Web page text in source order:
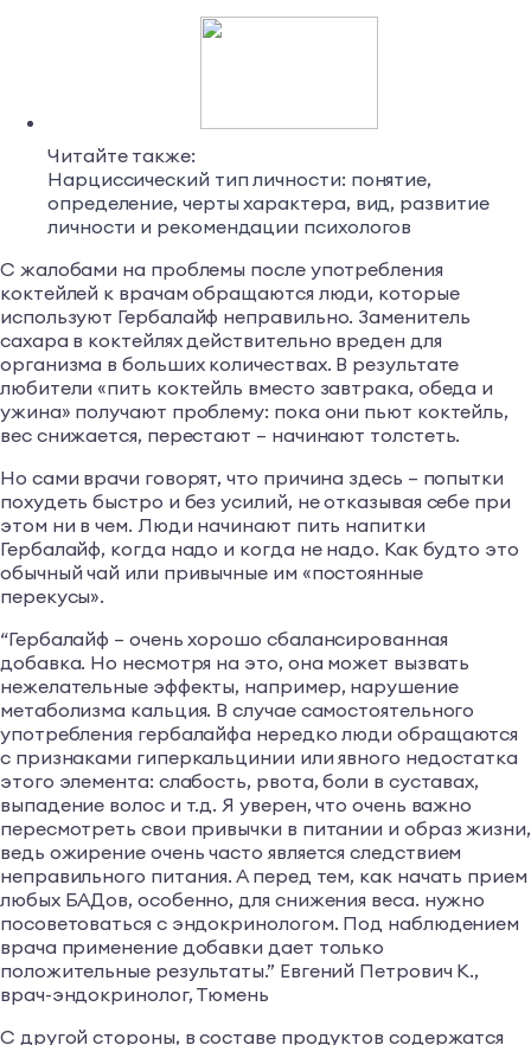
Читайте также:
Нарциссический тип личности: понятие,
определение, черты характера, вид, развитие
личности и рекомендации психологов
С жалобами на проблемы после употребления
коктейлей к врачам обращаются люди, которые
используют Гербалайф неправильно. Заменитель
сахара в коктейлях действительно вреден для
организма в больших количествах. В результате
любители «пить коктейль вместо завтрака, обеда и
ужина» получают проблему: пока они пьют коктейль,
вес снижается, перестают – начинают толстеть.
Но сами врачи говорят, что причина здесь – попытки
похудеть быстро и без усилий, не отказывая себе при
этом ни в чем. Люди начинают пить напитки
Гербалайф, когда надо и когда не надо. Как будто это
обычный чай или привычные им «постоянные
перекусы».
“Гербалайф – очень хорошо сбалансированная
добавка. Но несмотря на это, она может вызвать
нежелательные эффекты, например, нарушение
метаболизма кальция. В случае самостоятельного
употребления гербалайфа нередко люди обращаются
с признаками гиперкальцинии или явного недостатка
этого элемента: слабость, рвота, боли в суставах,
выпадение волос и т.д. Я уверен, что очень важно
пересмотреть свои привычки в питании и образ жизни,
ведь ожирение очень часто является следствием
неправильного питания. А перед тем, как начать прием
любых БАДов, особенно, для снижения веса. нужно
посоветоваться с эндокринологом. Под наблюдением
врача применение добавки дает только
положительные результаты.” Евгений Петрович К.,
врач-эндокринолог, Тюмень
С другой стороны, в составе продуктов содержатся